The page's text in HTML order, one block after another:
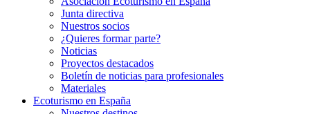
Junta directiva
Nuestros socios
¿Quieres formar parte?
Noticias
Proyectos destacados
Boletín de noticias para profesionales
Materiales
Ecoturismo en España